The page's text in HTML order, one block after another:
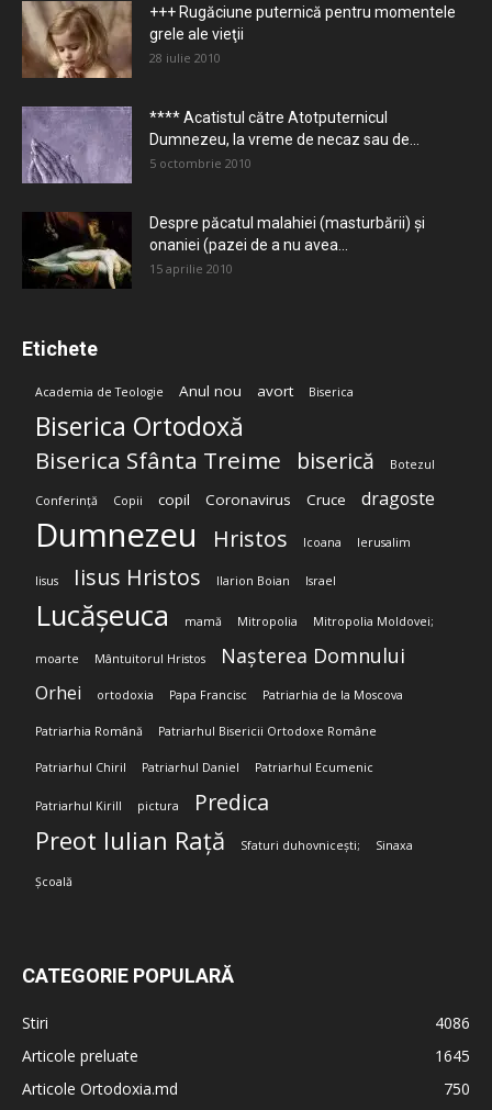
+++ Rugăciune puternică pentru momentele
grele ale vieţii
28 iulie 2010
**** Acatistul către Atotputernicul
Dumnezeu, la vreme de necaz sau de...
5 octombrie 2010
Despre păcatul malahiei (masturbării) şi
onaniei (pazei de a nu avea...
15 aprilie 2010
Etichete
Academia de Teologie Anul nou avort Biserica
Biserica Ortodoxă
Biserica Sfânta Treime biserică Botezul
Conferință Copii copil Coronavirus Cruce dragoste
Dumnezeu Hristos Icoana Ierusalim
Iisus Iisus Hristos Ilarion Boian Israel
Lucășeuca mamă Mitropolia Mitropolia Moldovei;
moarte Mântuitorul Hristos Nașterea Domnului
Orhei ortodoxia Papa Francisc Patriarhia de la Moscova
Patriarhia Română Patriarhul Bisericii Ortodoxe Române
Patriarhul Chiril Patriarhul Daniel Patriarhul Ecumenic
Patriarhul Kirill pictura Predica
Preot Iulian Rață Sfaturi duhovnicești; Sinaxa
Școală
CATEGORIE POPULARĂ
Stiri
4086
Articole preluate
1645
Articole Ortodoxia.md
750